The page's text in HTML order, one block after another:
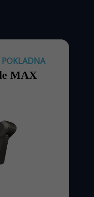
MAX